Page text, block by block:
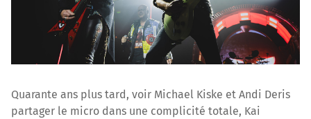
Quarante ans plus tard, voir Michael Kiske et Andi Deris
partager le micro dans une complicité totale, Kai